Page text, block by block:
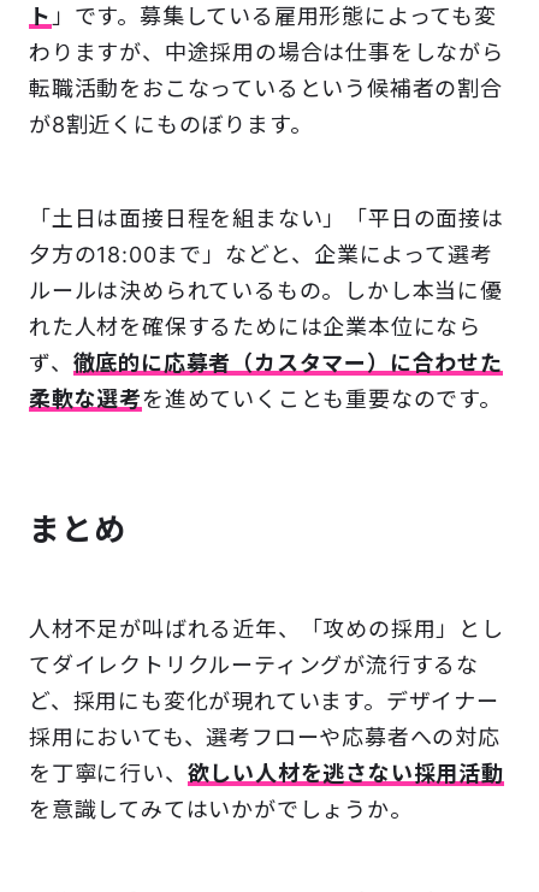
ト 」です。募集している雇用形態によっても変
わりますが、中途採用の場合は仕事をしながら
転職活動をおこなっているという候補者の割合
が8割近くにものぼります。
「土日は面接日程を組まない」「平日の面接は
夕方の18:00まで」などと、企業によって選考
ルールは決められているもの。しかし本当に優
れた人材を確保するためには企業本位になら
ず、 徹底的に応募者（カスタマー）に合わせた
柔軟な選考を進めていくことも重要なのです。
まとめ
人材不足が叫ばれる近年、「攻めの採用」とし
てダイレクトリクルーティングが流行するな
ど、採用にも変化が現れています。デザイナー
採用においても、選考フローや応募者への対応
を丁寧に行い、 欲しい人材を逃さない採用活動
を意識してみてはいかがでしょうか。